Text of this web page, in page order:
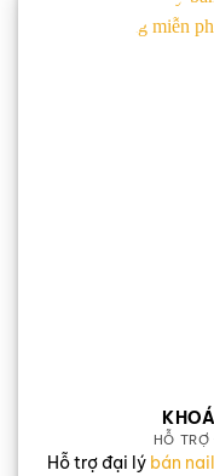
HỖ
Hỗ trợ đại lý bán